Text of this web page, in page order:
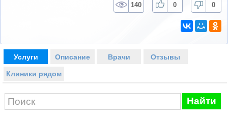
140 0 0
Услуги Описание Врачи Отзывы
Клиники рядом
Найти